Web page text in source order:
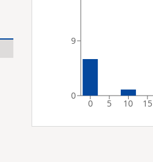
0 5 10 15
0
9